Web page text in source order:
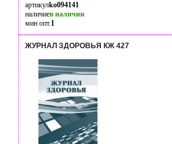
артикулko094141
наличиев наличии
мин опт.1
ЖУРНАЛ ЗДОРОВЬЯ КЖ 427